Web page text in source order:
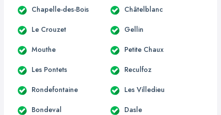
Chapelle-des-Bois Châtelblanc
Le Crouzet Gellin
Mouthe Petite Chaux
Les Pontets Reculfoz
Rondefontaine Les Villedieu
Bondeval Dasle